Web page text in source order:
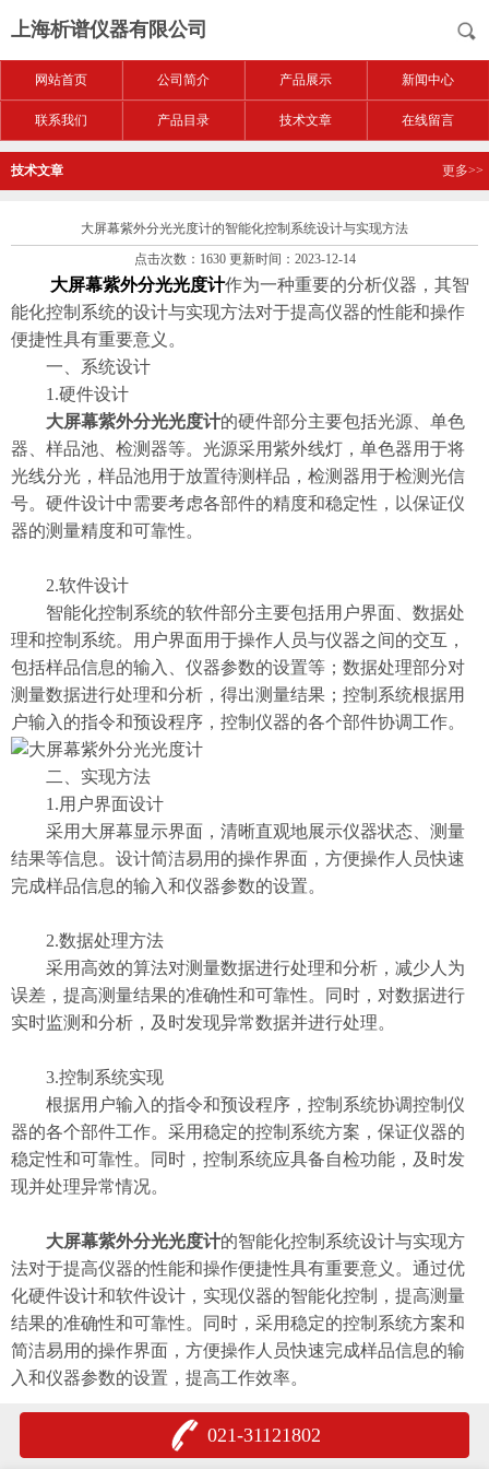
上海析谱仪器有限公司
网站首页 公司简介 产品展示 新闻中心
联系我们 产品目录 技术文章 在线留言
技术文章 更多>>
大屏幕紫外分光光度计的智能化控制系统设计与实现方法
点击次数：1630 更新时间：2023-12-14
大屏幕紫外分光光度计作为一种重要的分析仪器，其智
能化控制系统的设计与实现方法对于提高仪器的性能和操作
便捷性具有重要意义。
一、系统设计
1.硬件设计
大屏幕紫外分光光度计的硬件部分主要包括光源、单色
器、样品池、检测器等。光源采用紫外线灯，单色器用于将
光线分光，样品池用于放置待测样品，检测器用于检测光信
号。硬件设计中需要考虑各部件的精度和稳定性，以保证仪
器的测量精度和可靠性。
2.软件设计
智能化控制系统的软件部分主要包括用户界面、数据处
理和控制系统。用户界面用于操作人员与仪器之间的交互，
包括样品信息的输入、仪器参数的设置等；数据处理部分对
测量数据进行处理和分析，得出测量结果；控制系统根据用
户输入的指令和预设程序，控制仪器的各个部件协调工作。
二、实现方法
1.用户界面设计
采用大屏幕显示界面，清晰直观地展示仪器状态、测量
结果等信息。设计简洁易用的操作界面，方便操作人员快速
完成样品信息的输入和仪器参数的设置。
2.数据处理方法
采用高效的算法对测量数据进行处理和分析，减少人为
误差，提高测量结果的准确性和可靠性。同时，对数据进行
实时监测和分析，及时发现异常数据并进行处理。
3.控制系统实现
根据用户输入的指令和预设程序，控制系统协调控制仪
器的各个部件工作。采用稳定的控制系统方案，保证仪器的
稳定性和可靠性。同时，控制系统应具备自检功能，及时发
现并处理异常情况。
大屏幕紫外分光光度计的智能化控制系统设计与实现方
法对于提高仪器的性能和操作便捷性具有重要意义。通过优
化硬件设计和软件设计，实现仪器的智能化控制，提高测量
结果的准确性和可靠性。同时，采用稳定的控制系统方案和
简洁易用的操作界面，方便操作人员快速完成样品信息的输
入和仪器参数的设置，提高工作效率。
021-31121802